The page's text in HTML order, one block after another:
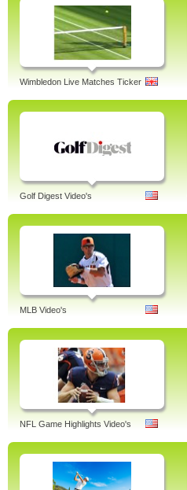
Wimbledon Live Matches Ticker
Golf Digest Video's
MLB Video's
NFL Game Highlights Video's